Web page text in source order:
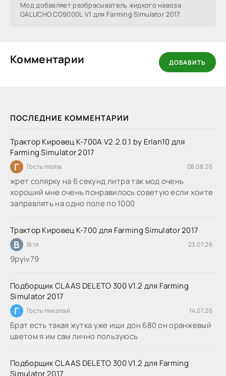
ПОСЛЕДНИЕ КОММЕНТАРИИ
Трактор Кировец К-700А V2.2.0.1 by Erlan10 для
Farming Simulator 2017
Г Гость misha 08.08.26
жрет солярку на 6 секунд литра так мод очень
хороший мне очень понравилось советую если хоите
заправлять на одно поле по 1000
Трактор Кировец К-700 для Farming Simulator 2017
В Вітя 23.07.26
9руіv79
Подборщик CLAAS DELETO 300 V1.2 для Farming
Simulator 2017
Г Гость Николай 14.07.26
Брат есть такая жутка уже ищи дон 680 он оранжевый
цветом я им сам лично пользуюсь
Подборщик CLAAS DELETO 300 V1.2 для Farming
Simulator 2017
Мод добавляет разбрасыватель жидкого навоза
GALUCHO CG9000L V1 для Farming Simulator 2017.
Комментарии ДОБАВИТЬ